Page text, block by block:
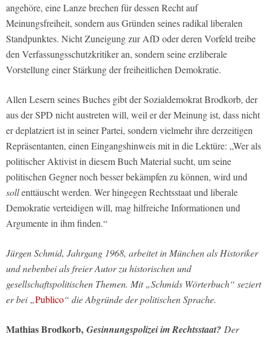
angehöre, eine Lanze brechen für dessen Recht auf
Meinungsfreiheit, sondern aus Gründen seines radikal liberalen
Standpunktes. Nicht Zuneigung zur AfD oder deren Vorfeld treibe
den Verfassungsschutzkritiker an, sondern seine erzliberale
Vorstellung einer Stärkung der freiheitlichen Demokratie.
Allen Lesern seines Buches gibt der Sozialdemokrat Brodkorb, der
aus der SPD nicht austreten will, weil er der Meinung ist, dass nicht
er deplatziert ist in seiner Partei, sondern vielmehr ihre derzeitigen
Repräsentanten, einen Eingangshinweis mit in die Lektüre: „Wer als
politischer Aktivist in diesem Buch Material sucht, um seine
politischen Gegner noch besser bekämpfen zu können, wird und
sollenttäuscht werden. Wer hingegen Rechtsstaat und liberale
Demokratie verteidigen will, mag hilfreiche Informationen und
Argumente in ihm finden.“
Jürgen Schmid, Jahrgang 1968, arbeitet in München als Historiker
und nebenbei als freier Autor zu historischen und
gesellschaftspolitischen Themen. Mit „Schmids Wörterbuch“ seziert
er bei „Publico“ die Abgründe der politischen Sprache.
Mathias Brodkorb, Gesinnungspolizei im Rechtsstaat? Der